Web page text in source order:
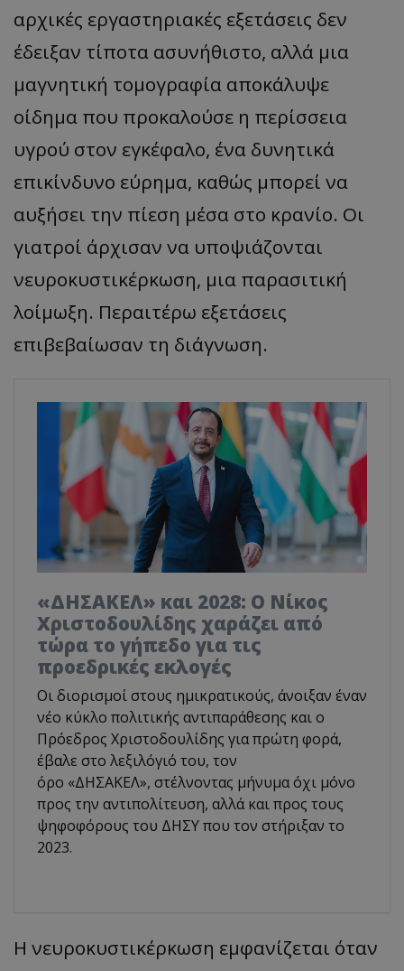
αρχικές εργαστηριακές εξετάσεις δεν
έδειξαν τίποτα ασυνήθιστο, αλλά μια
μαγνητική τομογραφία αποκάλυψε
οίδημα που προκαλούσε η περίσσεια
υγρού στον εγκέφαλο, ένα δυνητικά
επικίνδυνο εύρημα, καθώς μπορεί να
αυξήσει την πίεση μέσα στο κρανίο. Οι
γιατροί άρχισαν να υποψιάζονται
νευροκυστικέρκωση, μια παρασιτική
λοίμωξη. Περαιτέρω εξετάσεις
επιβεβαίωσαν τη διάγνωση.
«ΔΗΣΑΚΕΛ» και 2028: Ο Νίκος
Χριστοδουλίδης χαράζει από
τώρα το γήπεδο για τις
προεδρικές εκλογές
Οι διορισμοί στους ημικρατικούς, άνοιξαν έναν
νέο κύκλο πολιτικής αντιπαράθεσης και ο
Πρόεδρος Χριστοδουλίδης για πρώτη φορά,
έβαλε στο λεξιλόγιό του, τον
όρο «ΔΗΣΑΚΕΛ», στέλνοντας μήνυμα όχι μόνο
προς την αντιπολίτευση, αλλά και προς τους
ψηφοφόρους του ΔΗΣΥ που τον στήριξαν το
2023.
Η νευροκυστικέρκωση εμφανίζεται όταν